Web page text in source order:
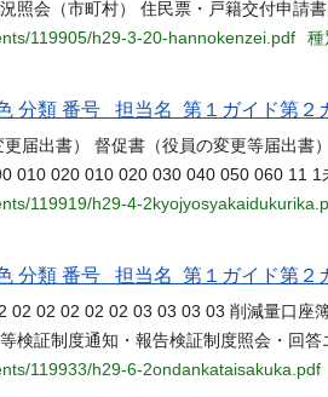
照会（市町村） 住民票・戸籍交付申請書
119905/h29-3-20-hannokenzei.pdf
種
分類 番号 担当名 第１ガイド第２
届出書） 督促書（役員の変更等届出書
010 020 010 020 030 040 050 060 11
119919/h29-4-
分類 番号 担当名 第１ガイド第２
02 02 02 02 02 03 03 03 03 削減量口座
検証制度通知・報告検証制度照会・回答
119933/h29-6-2ondankataisakuka.pdf